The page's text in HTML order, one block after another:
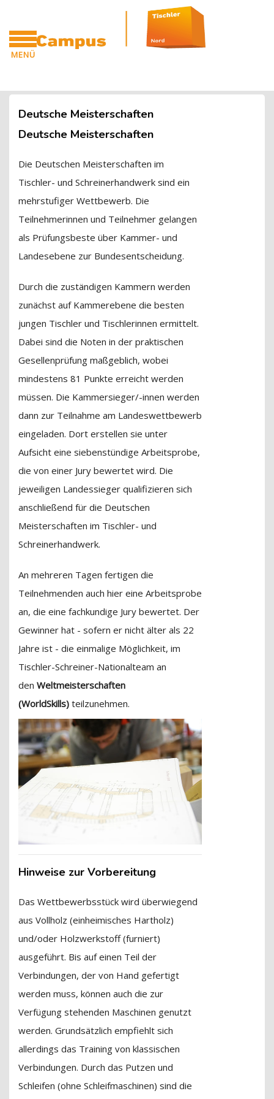
MENÜ
Zum Hauptinhalt
Blöcke
Blöcke
Deutsche Meisterschaften
Deutsche Meisterschaften
Die Deutschen Meisterschaften im
Tischler- und Schreinerhandwerk sind ein
mehrstufiger Wettbewerb. Die
Teilnehmerinnen und Teilnehmer gelangen
als Prüfungsbeste über Kammer- und
Landesebene zur Bundesentscheidung.
Durch die zuständigen Kammern werden
zunächst auf Kammerebene die besten
jungen Tischler und Tischlerinnen ermittelt.
Dabei sind die Noten in der praktischen
Gesellenprüfung maßgeblich, wobei
mindestens 81 Punkte erreicht werden
müssen. Die Kammersieger/-innen werden
dann zur Teilnahme am Landeswettbewerb
eingeladen. Dort erstellen sie unter
Aufsicht eine siebenstündige Arbeitsprobe,
die von einer Jury bewertet wird. Die
jeweiligen Landessieger qualifizieren sich
anschließend für die Deutschen
Meisterschaften im Tischler- und
Schreinerhandwerk.
An mehreren Tagen fertigen die
Teilnehmenden auch hier eine Arbeitsprobe
an, die eine fachkundige Jury bewertet. Der
Gewinner hat - sofern er nicht älter als 22
Jahre ist - die einmalige Möglichkeit, im
Tischler-Schreiner-Nationalteam an
den Weltmeisterschaften
(WorldSkills) teilzunehmen.
Hinweise zur Vorbereitung
Das Wettbewerbsstück wird überwiegend
aus Vollholz (einheimisches Hartholz)
und/oder Holzwerkstoff (furniert)
ausgeführt. Bis auf einen Teil der
Verbindungen, der von Hand gefertigt
werden muss, können auch die zur
Verfügung stehenden Maschinen genutzt
werden. Grundsätzlich empfiehlt sich
allerdings das Training von klassischen
Verbindungen. Durch das Putzen und
Schleifen (ohne Schleifmaschinen) sind die